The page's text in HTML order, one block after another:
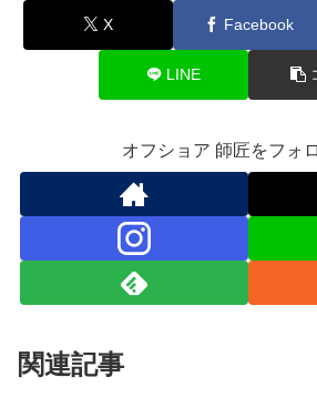
X Facebook
LINE
オフショア 師匠をフォ
関連記事